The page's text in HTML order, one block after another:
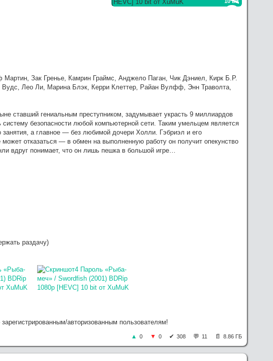
Зак Гренье, Камрин Граймс, Анджело Паган, Чик Дэниел, Кирк Б.Р.
Лео Ли, Марина Блэк, Керри Клеттер, Райан Вулфф, Энн Траволта,
ставший гениальным преступником, задумывает украсть 9 миллиардов
безопасности любой компьютерной сети. Таким умельцем является
а главное — без любимой дочери Холли. Гэбриэл и его
отказаться — в обмен на выполненную работу он получит опекунство
вдруг понимает, что он лишь пешка в большой игре…
раздачу)
авторизованным пользователям!
0 0 308 11 8.86 ГБ